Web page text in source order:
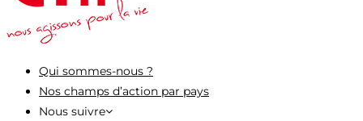
Qui sommes-nous ?
Nos champs d’action par pays
Nous suivre